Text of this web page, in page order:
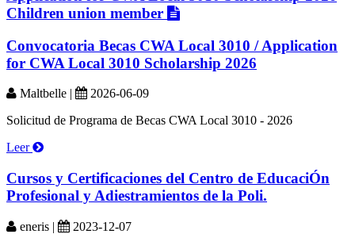
Children union member
Convocatoria Becas CWA Local 3010 / Application
for CWA Local 3010 Scholarship 2026
Maltbelle |
2026-06-09
Solicitud de Programa de Becas CWA Local 3010 - 2026
Leer
Cursos y Certificaciones del Centro de EducaciÓn
Profesional y Adiestramientos de la Poli.
eneris |
2023-12-07